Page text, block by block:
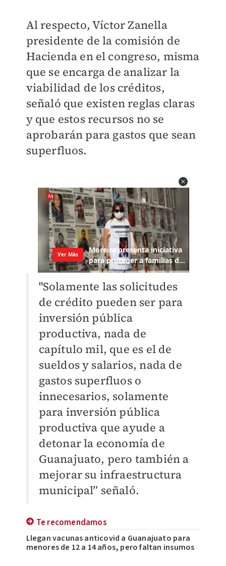
Al respecto, Víctor Zanella
presidente de la comisión de
Hacienda en el congreso, misma
que se encarga de analizar la
viabilidad de los créditos,
señaló que existen reglas claras
y que estos recursos no se
aprobarán para gastos que sean
superfluos.
"Solamente las solicitudes
de crédito pueden ser para
inversión pública
productiva, nada de
capítulo mil, que es el de
sueldos y salarios, nada de
gastos superfluos o
innecesarios, solamente
para inversión pública
productiva que ayude a
detonar la economía de
Guanajuato, pero también a
mejorar su infraestructura
municipal” señaló.
Te recomendamos
Llegan vacunas anticovid a Guanajuato para
menores de 12 a 14 años, pero faltan insumos